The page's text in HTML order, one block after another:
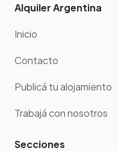
Alquiler Argentina
Inicio
Contacto
Publicá tu alojamiento
Trabajá con nosotros
Secciones